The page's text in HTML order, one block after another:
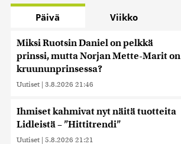
Päivä Viikko
Miksi Ruotsin Daniel on pelkkä
prinssi, mutta Norjan Mette-Marit on
kruununprinsessa?
Uutiset | 3.8.2026 21:46
Ihmiset kahmivat nyt näitä tuotteita
Lidleistä – ”Hittitrendi”
Uutiset | 5.8.2026 21:21